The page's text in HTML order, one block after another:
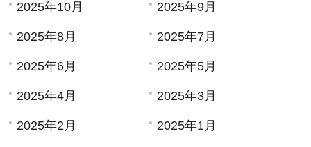
2025年10月 2025年9月
2025年8月 2025年7月
2025年6月 2025年5月
2025年4月 2025年3月
2025年2月 2025年1月